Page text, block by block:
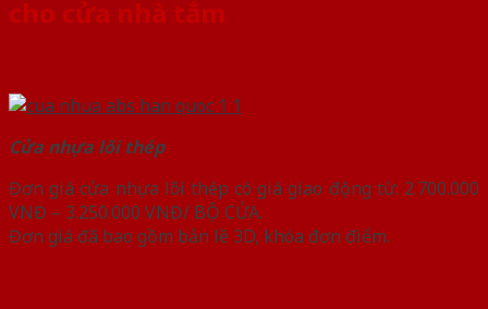
cho cửa nhà tắm
Cửa nhựa lõi thép
Đơn giá cửa nhựa lõi thép có giá giao động từ: 2.700.000
VNĐ – 3.250.000 VNĐ/ BỘ CỬA.
Đơn giá đã bao gồm bản lề 3D, khóa đơn điểm.